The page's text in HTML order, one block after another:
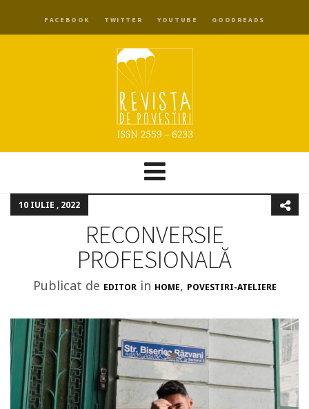
FACEBOOK TWITTER YOUTUBE GOODREADS
10 IULIE , 2022
RECONVERSIE
PROFESIONALĂ
Publicat de EDITOR in HOME, POVESTIRI-ATELIERE